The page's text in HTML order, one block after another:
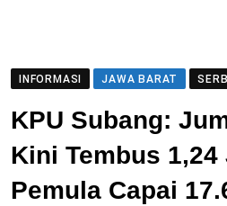
INFORMASI JAWA BARAT
KPU Subang:
Kini Tembus
Pemula Capai